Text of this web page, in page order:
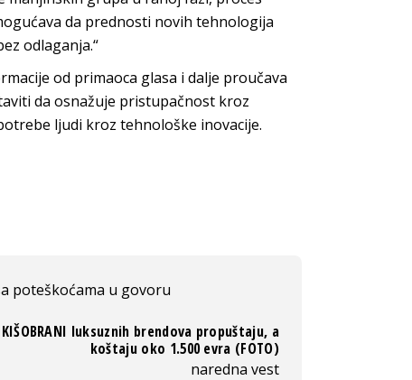
da prednosti novih tehnologija
odlaganja.“
od primaoca glasa i dalje proučava
da osnažuje pristupačnost kroz
ljudi kroz tehnološke inovacije.
poteškoćama u govoru
KIŠOBRANI luksuznih brendova propuštaju, a
koštaju oko 1.500 evra (FOTO)
naredna vest